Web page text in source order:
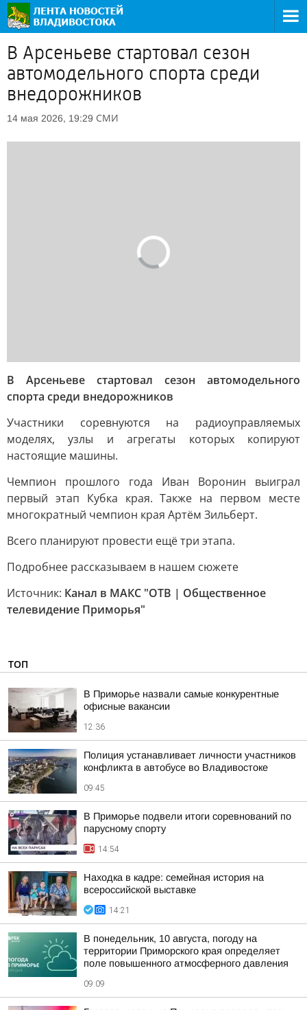
В Арсеньеве стартовал сезон
автомодельного спорта среди
внедорожников
14 мая 2026, 19:29 СМИ
В Арсеньеве стартовал сезон автомодельного
спорта среди внедорожников
Участники соревнуются на радиоуправляемых
моделях, узлы и агрегаты которых копируют
настоящие машины.
Чемпион прошлого года Иван Воронин выиграл
первый этап Кубка края. Также на первом месте
многократный чемпион края Артём Зильберт.
Всего планируют провести ещё три этапа.
Подробнее рассказываем в нашем сюжете
Источник: Канал в МАКС "ОТВ | Общественное
телевидение Приморья"
ТОП
В Приморье назвали самые конкурентные
офисные вакансии
12:36
Полиция устанавливает личности участников
конфликта в автобусе во Владивостоке
09:45
В Приморье подвели итоги соревнований по
парусному спорту
14:54
Находка в кадре: семейная история на
всероссийской выставке
14:21
В понедельник, 10 августа, погоду на
территории Приморского края определяет
поле повышенного атмосферного давления
09:09